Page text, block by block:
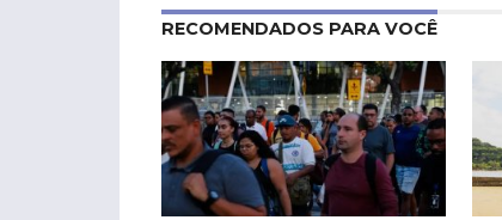
RECOMENDADOS PARA VOCÊ